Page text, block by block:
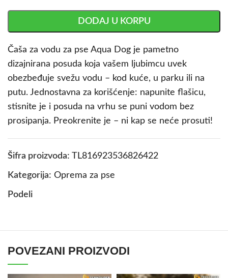
DODAJ U KORPU
Čaša za vodu za pse Aqua Dog je pametno
dizajnirana posuda koja vašem ljubimcu uvek
obezbeđuje svežu vodu – kod kuće, u parku ili na
putu. Jednostavna za korišćenje: napunite flašicu,
stisnite je i posuda na vrhu se puni vodom bez
prosipanja. Preokrenite je – ni kap se neće prosuti!
Šifra proizvoda: TL816923536826422
Kategorija: Oprema za pse
Podeli
POVEZANI PROIZVODI